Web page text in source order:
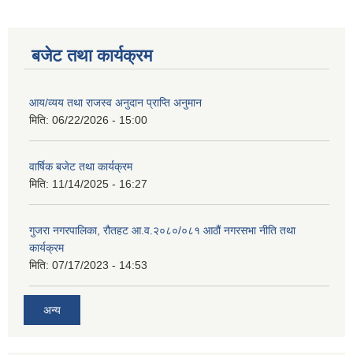
बजेट तथा कार्यक्रम
आय/व्यय तथा राजस्व अनुदान प्राप्ति अनुमान
मिति: 06/22/2026 - 15:00
वार्षिक बजेट तथा कार्यक्रम
मिति: 11/14/2025 - 16:27
गुजरा नगरपालिका, रौतहट आ.व.२०८०/०८१ आठौं नगरसभा नीति तथा
कार्यक्रम
मिति: 07/17/2023 - 14:53
अन्य